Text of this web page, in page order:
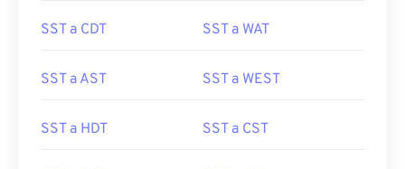
SST a CDT SST a WAT
SST a AST SST a WEST
SST a HDT SST a CST